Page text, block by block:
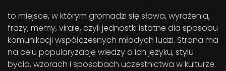
to miejsce, w którym gromadzi się słowa, wyrażenia,
frazy, memy, virale, czyli jednostki istotne dla sposobu
komunikacji współczesnych młodych ludzi. Strona ma
na celu popularyzację wiedzy o ich języku, stylu
bycia, wzorach i sposobach uczestnictwa w kulturze.